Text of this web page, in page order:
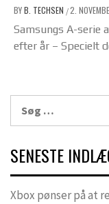
BYB. TECHSEN /2.
Samsungs A-serie
efter år – Specielt
efter:
SENESTE
Xbox pønser på at